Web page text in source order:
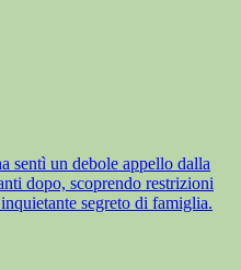
sentì un debole appello dalla
dopo, scoprendo restrizioni
segreto di famiglia.